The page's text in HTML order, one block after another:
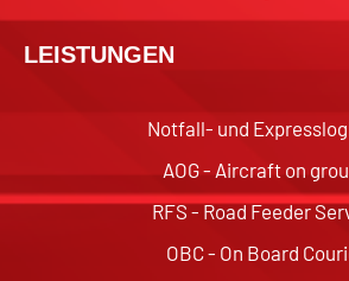
LEISTUNGEN
Notfall- und
AOG - Aircraft on
RFS - Road Feeder
OBC - On Board